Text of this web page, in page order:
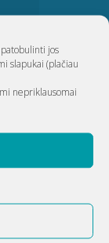
jos
slapukai (plačiau
nepriklausomai